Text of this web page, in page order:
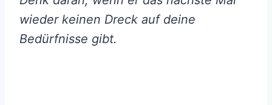
wieder keinen Dreck auf deine
Bedürfnisse gibt.